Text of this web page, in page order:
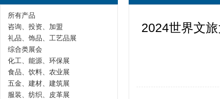
2024世界文
所有产品
咨询、投资、加盟
礼品、饰品、工艺品展
综合类展会
化工、能源、环保展
食品、饮料、农业展
五金、建材、建筑展
服装、纺织、皮革展